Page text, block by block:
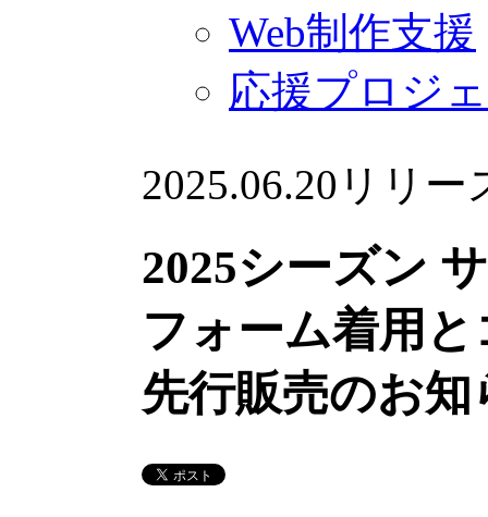
Web制作支援
応援プロジ
2025.06.20 リリー
2025シーズン
フォーム着用
先行販売のお知